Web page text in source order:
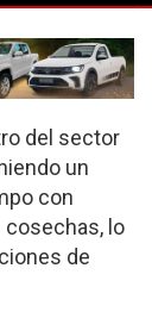
del sector
un
con
cosechas, lo
de